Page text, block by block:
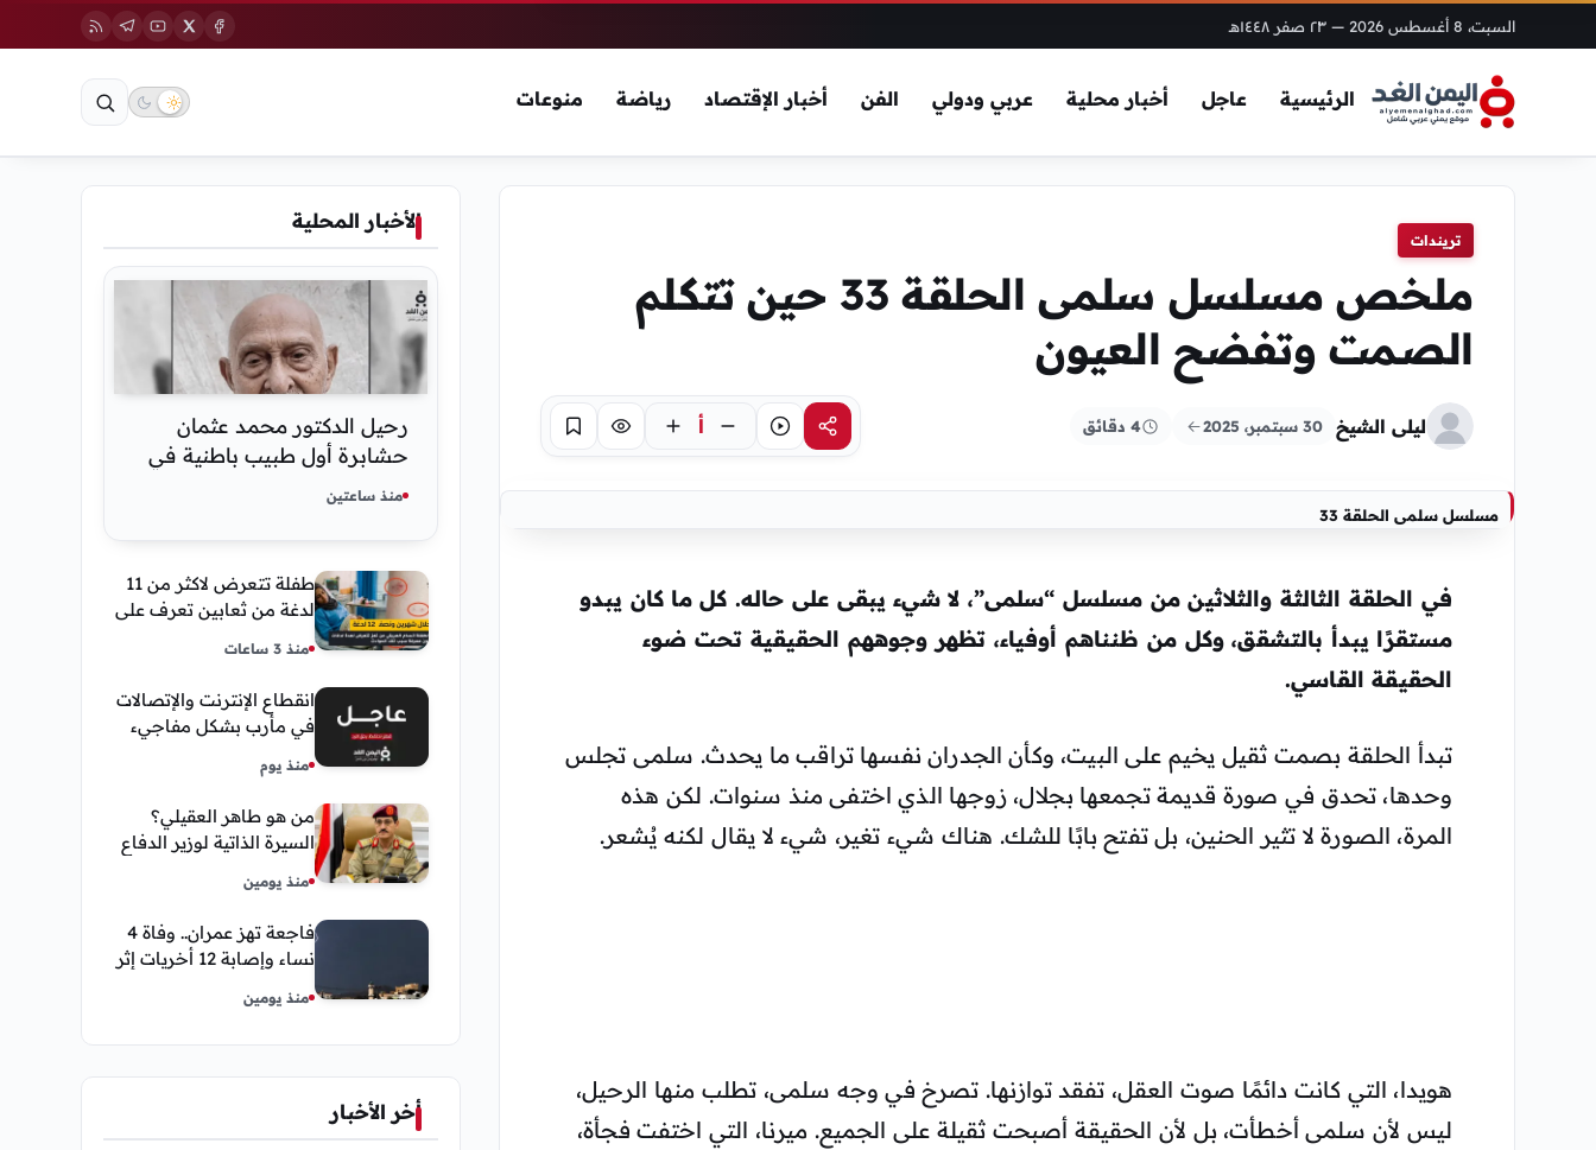
السبت، 8 أغسطس 2026 — ٢٣ صفر ١٤٤٨هـ
الرئيسية عاجل أخبار محلية عربي ودولي الفن أخبار الإقتصاد رياضة منوعات
تريندات
ملخص مسلسل سلمى الحلقة 33 حين تتكلم
الصمت وتفضح العيون
ليلى الشيخ 30 سبتمبر، 2025 4 دقائق مشاركةاستماع أ تركيز حفظ
مسلسل سلمى الحلقة 33
في الحلقة الثالثة والثلاثين من مسلسل “سلمى”، لا شيء يبقى على حاله. كل ما كان يبدو
مستقرًا يبدأ بالتشقق، وكل من ظنناهم أوفياء، تظهر وجوههم الحقيقية تحت ضوء
الحقيقة القاسي.
تبدأ الحلقة بصمت ثقيل يخيم على البيت، وكأن الجدران نفسها تراقب ما يحدث. سلمى تجلس
وحدها، تحدق في صورة قديمة تجمعها بجلال، زوجها الذي اختفى منذ سنوات. لكن هذه
المرة، الصورة لا تثير الحنين، بل تفتح بابًا للشك. هناك شيء تغير، شيء لا يقال لكنه يُشعر.
هويدا، التي كانت دائمًا صوت العقل، تفقد توازنها. تصرخ في وجه سلمى، تطلب منها الرحيل،
ليس لأن سلمى أخطأت، بل لأن الحقيقة أصبحت ثقيلة على الجميع. ميرنا، التي اختفت فجأة،
الأخبار المحلية
رحيل الدكتور محمد عثمان
حشابرة أول طبيب باطنية في
الحديدة
منذ ساعتين
طفلة تتعرض لاكثر من 11
لدغة من ثعابين تعرف على
العريقي
منذ 3 ساعات
انقطاع الإنترنت والإتصالات
في مأرب بشكل مفاجيء
منذ يوم
من هو طاهر العقيلي؟
السيرة الذاتية لوزير الدفاع
مناصبه
منذ يومين
فاجعة تهز عمران.. وفاة 4
نساء وإصابة 12 أخريات إثر
اجتماعية
منذ يومين
أخر الأخبار